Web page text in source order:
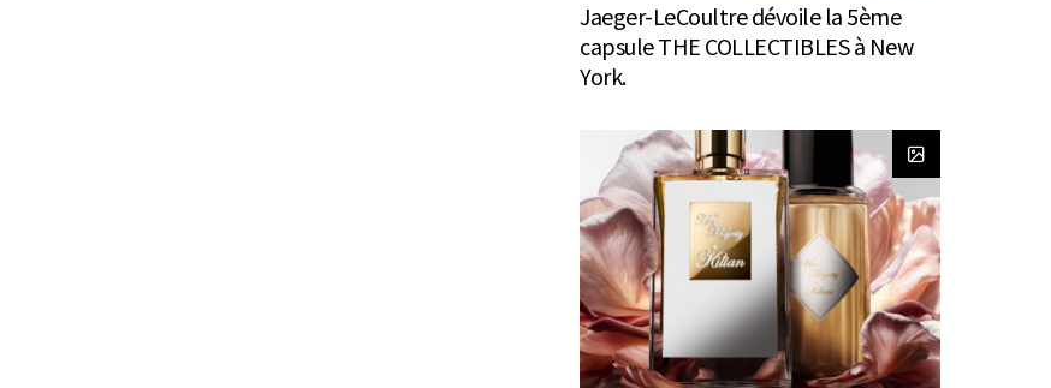
Jaeger-LeCoultre dévoile la 5ème
capsule THE COLLECTIBLES à New
York.